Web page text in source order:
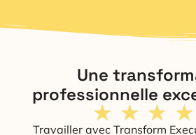
Une
professionnelle
★ ★ ★ ★
Travailler avec Transform